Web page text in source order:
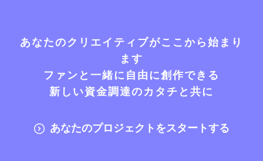
あなたのクリエイティブがここから始まり
ます
ファンと一緒に自由に創作できる
新しい資金調達のカタチと共に
あなたのプロジェクトをスタートする